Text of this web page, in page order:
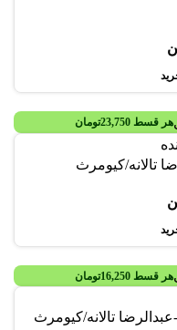
هر قسط 23,750تومان
هر قسط 16,250تومان